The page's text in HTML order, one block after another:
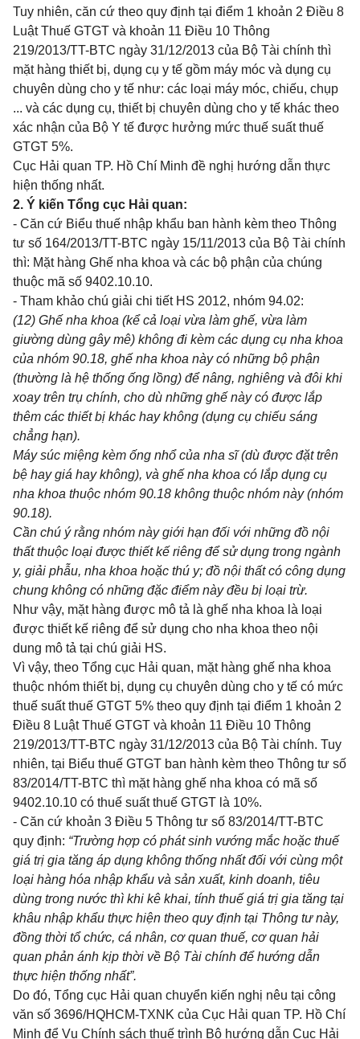
Tuy nhiên, căn cứ theo quy định tại điểm 1 khoản 2 Điều 8
Luật Thuế GTGT và khoản 11 Điều 10 Thông
219/2013/TT-BTC ngày 31/12/2013 của Bộ Tài chính thì
mặt hàng thiết bị, dụng cụ y tế gồm máy móc và dụng cụ
chuyên dùng cho y tế như: các loại máy móc, chiếu, chụp
... và các dụng cụ, thiết bị chuyên dùng cho y tế khác theo
xác nhận của Bộ Y tế được hưởng mức thuế suất thuế
GTGT 5%.
Cục Hải quan TP. Hồ Chí Minh đề nghị hướng dẫn thực
hiện thống nhất.
2. Ý kiến Tổng cục Hải quan:
- Căn cứ Biểu thuế nhập khẩu ban hành kèm theo Thông
tư số 164/2013/TT-BTC ngày 15/11/2013 của Bộ Tài chính
thì: Mặt hàng Ghế nha khoa và các bộ phận của chúng
thuộc mã số 9402.10.10.
- Tham khảo chú giải chi tiết HS 2012, nhóm 94.02:
(12) Ghế nha khoa (kể cả loại vừa làm ghế, vừa làm
giường dùng gây mê) không đi kèm các dụng cụ nha khoa
của nhóm 90.18, ghế nha khoa này có những bộ phận
(thường là hệ thống ống lồng) để nâng, nghiêng và đôi khi
xoay trên trụ chính, cho dù những ghế này có được lắp
thêm các thiết bị khác hay không (dụng cụ chiếu sáng
chẳng hạn).
Máy súc miệng kèm ống nhổ của nha sĩ (dù được đặt trên
bệ hay giá hay không), và ghế nha khoa có lắp dụng cụ
nha khoa thuộc nhóm 90.18 không thuộc nhóm này (nhóm
90.18).
Cần chú ý rằng nhóm này giới hạn đối với những đồ nội
thất thuộc loại được thiết kế riêng để sử dụng trong ngành
y, giải phẫu, nha khoa hoặc thú y; đồ nội thất có công dụng
chung không có những đặc điểm này đều bị loại trừ.
Như vậy, mặt hàng được mô tả là ghế nha khoa là loại
được thiết kế riêng để sử dụng cho nha khoa theo nội
dung mô tả tại chú giải HS.
Vì vậy, theo Tổng cục Hải quan, mặt hàng ghế nha khoa
thuộc nhóm thiết bị, dụng cụ chuyên dùng cho y tế có mức
thuế suất thuế GTGT 5% theo quy định tại điểm 1 khoản 2
Điều 8 Luật Thuế GTGT và khoản 11 Điều 10 Thông
219/2013/TT-BTC ngày 31/12/2013 của Bộ Tài chính. Tuy
nhiên, tại Biểu thuế GTGT ban hành kèm theo Thông tư số
83/2014/TT-BTC thì mặt hàng ghế nha khoa có mã số
9402.10.10 có thuế suất thuế GTGT là 10%.
- Căn cứ khoản 3 Điều 5 Thông tư số 83/2014/TT-BTC
quy định: “Trường hợp có phát sinh vướng mắc hoặc thuế
giá trị gia tăng áp dụng không thống nhất đối với cùng một
loại hàng hóa nhập khẩu và sản xuất, kinh doanh, tiêu
dùng trong nước thì khi kê khai, tính thuế giá trị gia tăng tại
khâu nhập khẩu thực hiện theo quy định tại Thông tư này,
đồng thời tổ chức, cá nhân, cơ quan thuế, cơ quan hải
quan phản ánh kịp thời về Bộ Tài chính để hướng dẫn
thực hiện thống nhất”.
Do đó, Tổng cục Hải quan chuyển kiến nghị nêu tại công
văn số 3696/HQHCM-TXNK của Cục Hải quan TP. Hồ Chí
Minh để Vụ Chính sách thuế trình Bộ hướng dẫn Cục Hải